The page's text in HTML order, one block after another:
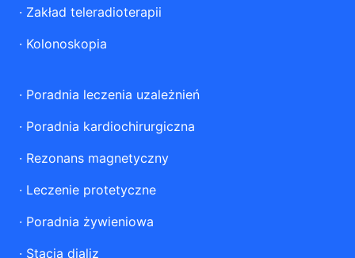
· Zakład teleradioterapii
· Kolonoskopia
· Poradnia leczenia uzależnień
· Poradnia kardiochirurgiczna
· Rezonans magnetyczny
· Leczenie protetyczne
· Poradnia żywieniowa
· Stacja dializ